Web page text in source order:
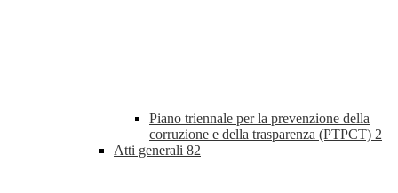
Piano triennale per la prevenzione della
corruzione e della trasparenza (PTPCT) 2
Atti generali 82